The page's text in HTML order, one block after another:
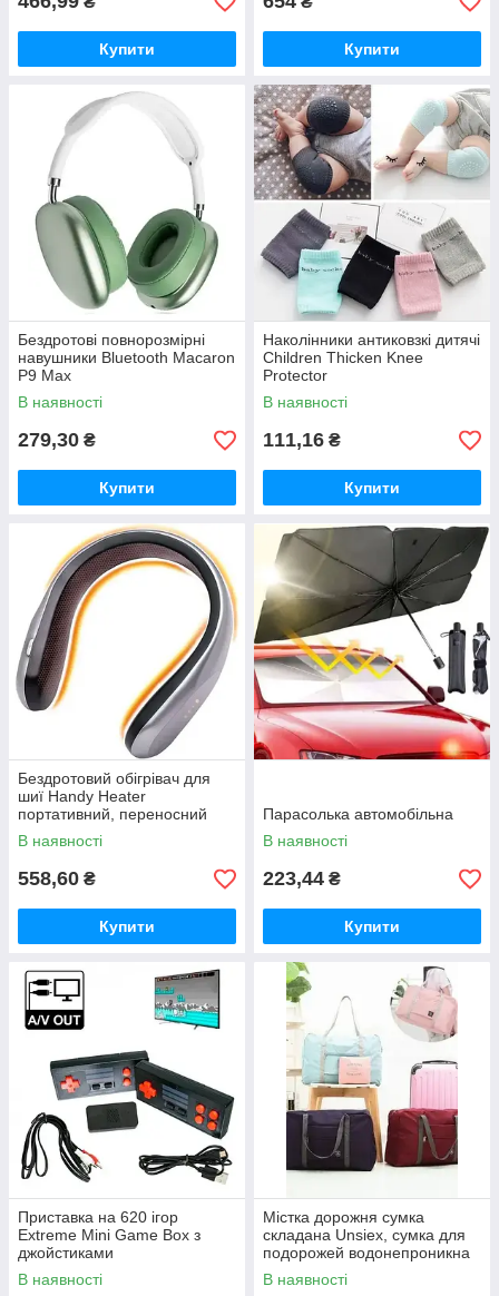
Купити Купити
Бездротові повнорозмірні
навушники Bluetooth Macaron
P9 Max
В наявності
279,30 ₴
Купити
Наколінники антиковзкі дитячі
Children Thicken Knee
Protector
В наявності
111,16 ₴
Купити
Бездротовий обігрівач для
шиї Handy Heater
портативний, переносний
обігрівач для шиї
В наявності
558,60 ₴
Купити
Парасолька автомобільна
В наявності
223,44 ₴
Купити
Приставка на 620 ігор
Extreme Mini Game Box з
джойстиками
В наявності
Містка дорожня сумка
складана Unsiex, сумка для
подорожей водонепроникна
на замку
В наявності